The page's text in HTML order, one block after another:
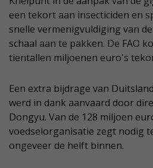
een tekort aan insecticiden en
snelle vermenigvuldiging van
schaal aan te pakken. De FAO
tientallen miljoenen euro's
Een extra bijdrage van
werd in dank aanvaard door
Dongyu. Van de 128 miljoen
voedselorganisatie zegt nodig
ongeveer de helft binnen.